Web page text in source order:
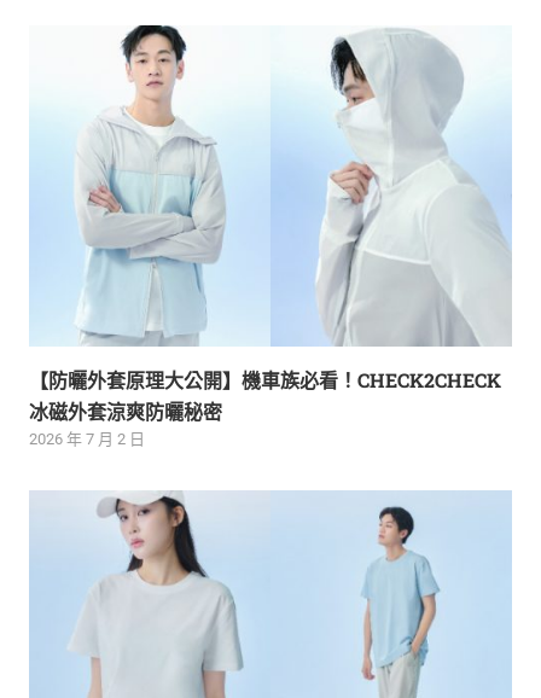
【防曬外套原理大公開】機車族必看！CHECK2CHECK
冰磁外套涼爽防曬秘密
2026 年 7 月 2 日